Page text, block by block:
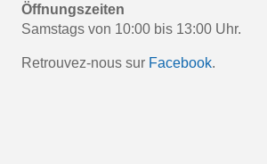
Öffnungszeiten
Samstags von 10:00 bis 13:00 Uhr.
Retrouvez-nous sur Facebook.